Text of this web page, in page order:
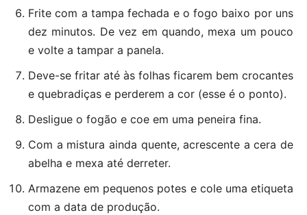
Frite com a tampa fechada e o fogo baixo por uns
dez minutos. De vez em quando, mexa um pouco
e volte a tampar a panela.
Deve-se fritar até às folhas ficarem bem crocantes
e quebradiças e perderem a cor (esse é o ponto).
Desligue o fogão e coe em uma peneira fina.
Com a mistura ainda quente, acrescente a cera de
abelha e mexa até derreter.
Armazene em pequenos potes e cole uma etiqueta
com a data de produção.